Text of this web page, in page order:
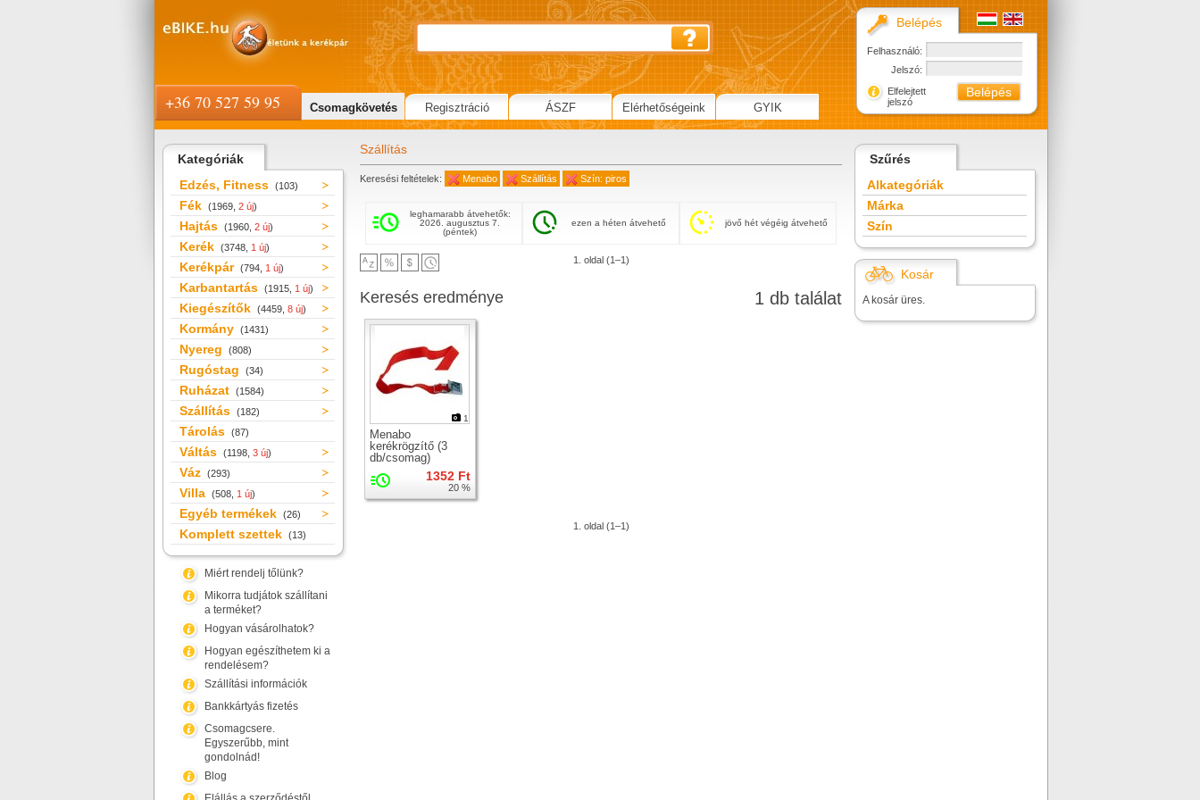
Kategóriák
Edzés, Fitness (103)
Fék (1969, 2 új)
Hajtás (1960, 2 új)
Kerék (3748, 1 új)
Kerékpár (794, 1 új)
Karbantartás (1915, 1 új)
Kiegészítők (4459, 8 új)
Kormány (1431)
Nyereg (808)
Rugóstag (34)
Ruházat (1584)
Szállítás (182)
Tárolás (87)
Váltás (1198, 3 új)
Váz (293)
Villa (508, 1 új)
Egyéb termékek (26)
Komplett szettek (13)
Miért rendelj tőlünk?
Mikorra tudjátok szállítani
a terméket?
Hogyan vásárolhatok?
Hogyan egészíthetem ki a
rendelésem?
Szállítási információk
Bankkártyás fizetés
Csomagcsere.
Egyszerűbb, mint
gondolnád!
Blog
Szállítás
Keresési feltételek: Menabo Szállítás Szín: piros
leghamarabb átvehetők:
2026. augusztus 7.
(péntek)
ezen a héten átvehető jövő hét végéig átvehető
1. oldal (1–1)
1 db találat
Keresés eredménye
1
Menabo
kerékrögzítő (3
db/csomag)
1352 Ft
20 %
1. oldal (1–1)
Szűrés
Alkategóriák
Márka
Szín
Kosár
A kosár üres.
Belépés
Felhasználó:
Jelszó:
Elfelejtett
jelszó
+36 70 527 59 95 Csomagkövetés Regisztráció ÁSZF Elérhetőségeink GYIK